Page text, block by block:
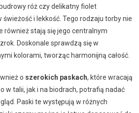
róż czy delikatny fiolet
i lekkość. Tego rodzaju torby nie
również stają się jego centralnym
Doskonale sprawdzą się w
kolorami, tworząc harmonijną całość.
o szerokich paskach, które wracają
w talii, jak i na biodrach, potrafią nadać
Paski te występują w różnych